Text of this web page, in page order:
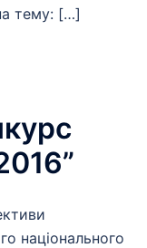
тему: […]
національного